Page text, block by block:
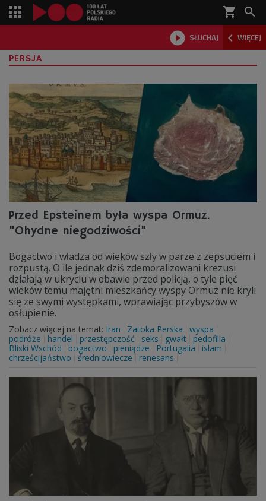
shopping_cart 
 SŁUCHAJ  WIĘCEJ

PERSJA
Przed Epsteinem była wyspa Ormuz.
"Ohydne niegodziwości"
Bogactwo i władza od wieków szły w parze z zepsuciem i
rozpustą. O ile jednak dziś zdemoralizowani krezusi
działają w ukryciu w obawie przed policją, o tyle pięć
wieków temu majętni mieszkańcy wyspy Ormuz nie kryli
się ze swymi występkami, wprawiając przybyszów w
osłupienie.
Zobacz więcej na temat: Iran Zatoka Perska
wyspa
podróże
handel przestępczość seks gwałt
pedofilia
Bliski Wschód
bogactwo pieniądze Portugalia
islam
chrześcijaństwo
średniowiecze renesans